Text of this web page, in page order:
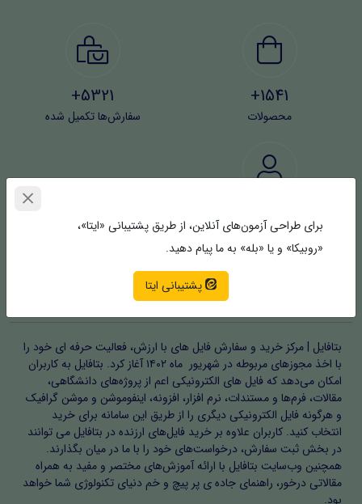
1541+
محصولات
5321+
سفارش‌ها تکمیل شده
4371+
کاربران
خلق جهان ایده‌های شما | بتافایل
بتافایل | مرکز خرید و سفارش فایل های با ارزش، فعالیت حرفه ای خود را
با اخذ مجوزهای مربوطه در شهریور ماه ۱۴۰۲ آغاز کرد. بتافایل به کاربران
امکان می‌دهد که فایل های الکترونیکی اعم از پروژه‌های دانشگاهی،
مقالات، فرم‌ها و مستندات، نرم افزار، افزونه، اینفوموشن و موشن گرافیک
و هرگونه فایل الکترونیکی دیگری را از طریق این سامانه برای خرید
انتخاب کنید. کاربران علاوه بر خرید فایل‌های ارزنده در بتافایل می توانند
در بخش ثبت سفارش، درخواست‌های خود را با ما در میان بگذارند.
همچنین وب‌سایت بتافایل با ارائه آموزش‌های مختصر و مفید به همراه
مقالاتی درخور، راهنمای جاده ی پر پیچ و خم دنیای تکنولوژی شما خواهد
بود.
برای طراحی آزمون‌های آنلاین، از طریق پشتیبانی «ایتا»،
«روبیکا» و یا «بله» به ما پیام دهید.
پشتیبانی ایتا